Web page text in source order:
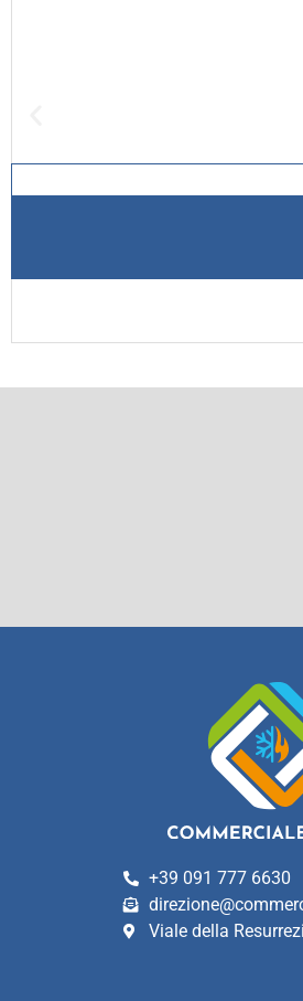
+39 091 777 6630
Viale della